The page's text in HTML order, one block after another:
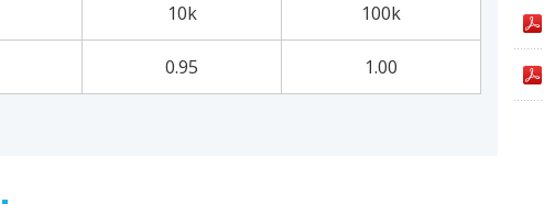
10k 100k
0.95 1.00